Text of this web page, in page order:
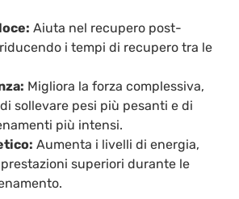
Aiuta nel recupero post-
i tempi di recupero tra le
Migliora la forza complessiva,
sollevare pesi più pesanti e di
più intensi.
Aumenta i livelli di energia,
superiori durante le